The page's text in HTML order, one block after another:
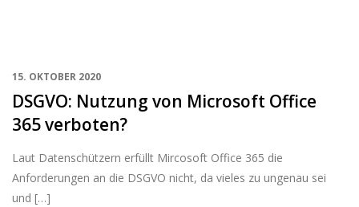
15. OKTOBER 2020
DSGVO: Nutzung von Microsoft Office
365 verboten?
Laut Datenschützern erfüllt Mircosoft Office 365 die
Anforderungen an die DSGVO nicht, da vieles zu ungenau sei
und […]